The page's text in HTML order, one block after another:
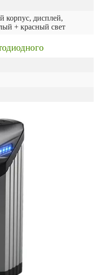
корпус, дисплей,
+ красный свет